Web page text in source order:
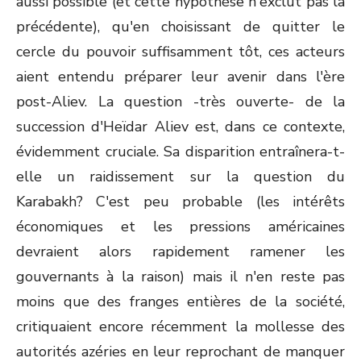
précédente), qu'en choisissant de quitter le
cercle du pouvoir suffisamment tôt, ces acteurs
aient entendu préparer leur avenir dans l'ère
post-Aliev. La question -très ouverte- de la
succession d'Heïdar Aliev est, dans ce contexte,
évidemment cruciale. Sa disparition entraînera-t-
elle un raidissement sur la question du
Karabakh? C'est peu probable (les intérêts
économiques et les pressions américaines
devraient alors rapidement ramener les
gouvernants à la raison) mais il n'en reste pas
moins que des franges entières de la société,
critiquaient encore récemment la mollesse des
autorités azéries en leur reprochant de manquer